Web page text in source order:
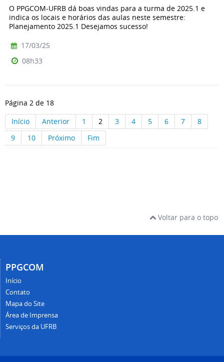
O PPGCOM-UFRB dá boas vindas para a turma de 2025.1 e
indica os locais e horários das aulas neste semestre:
Planejamento 2025.1 Desejamos sucesso!
17/03/25
08h33
Página 2 de 18
Início
Anterior 1 2 3 4 5 6 7
8
9
10 Próximo Fim
Voltar para o topo
PPGCOM
Início
Contato
Mapa do Site
Área de Imprensa
Serviços da UFRB